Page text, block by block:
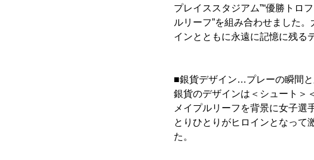
プレイススタジアム”“優勝トロ
ルリーフ”を組み合わせました
インとともに永遠に記憶に残る
■銀貨デザイン…プレーの瞬間
銀貨のデザインは＜シュート＞
メイプルリーフを背景に女子選
とりひとりがヒロインとなって
た。